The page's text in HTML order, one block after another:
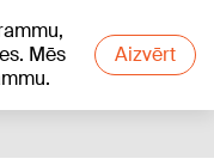
Mēs
Aizvērt